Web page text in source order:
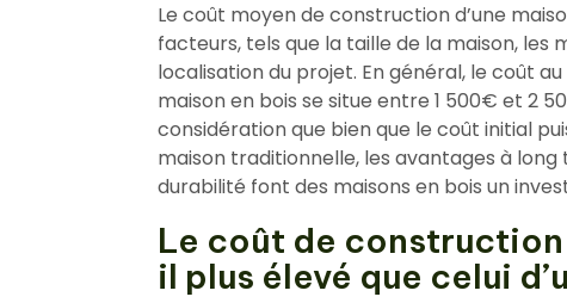
Le coût moyen de construction d’une
facteurs, tels que la taille de la maison, les
localisation du projet. En général, le coût
maison en bois se situe entre 1 500€ et 2
considération que bien que le coût initial
maison traditionnelle, les avantages à
durabilité font des maisons en bois un
Le coût de construction
il plus élevé que celui